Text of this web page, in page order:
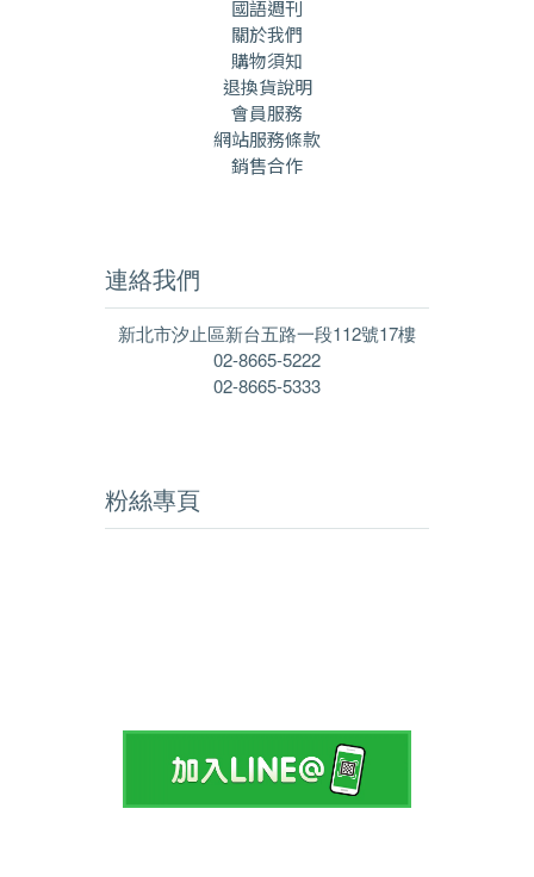
國語週刊
關於我們
購物須知
退換貨說明
會員服務
網站服務條款
銷售合作
連絡我們
新北市汐止區新台五路一段112號17樓
02-8665-5222
02-8665-5333
粉絲專頁